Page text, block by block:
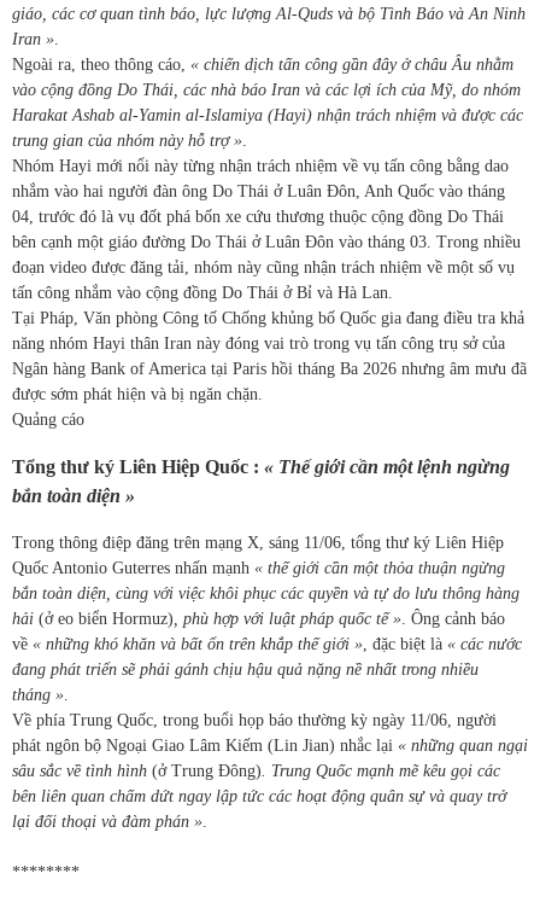
giáo, các cơ quan tình báo, lực lượng Al-Quds và bộ Tình Báo và An Ninh
Iran ».
Ngoài ra, theo thông cáo, « chiến dịch tấn công gần đây ở châu Âu nhằm
vào cộng đồng Do Thái, các nhà báo Iran và các lợi ích của Mỹ, do nhóm
Harakat Ashab al-Yamin al-Islamiya (Hayi) nhận trách nhiệm và được các
trung gian của nhóm này hỗ trợ ».
Nhóm Hayi mới nổi này từng nhận trách nhiệm về vụ tấn công bằng dao
nhắm vào hai người đàn ông Do Thái ở Luân Đôn, Anh Quốc vào tháng
04, trước đó là vụ đốt phá bốn xe cứu thương thuộc cộng đồng Do Thái
bên cạnh một giáo đường Do Thái ở Luân Đôn vào tháng 03. Trong nhiều
đoạn video được đăng tải, nhóm này cũng nhận trách nhiệm về một số vụ
tấn công nhắm vào cộng đồng Do Thái ở Bỉ và Hà Lan.
Tại Pháp, Văn phòng Công tố Chống khủng bố Quốc gia đang điều tra khả
năng nhóm Hayi thân Iran này đóng vai trò trong vụ tấn công trụ sở của
Ngân hàng Bank of America tại Paris hồi tháng Ba 2026 nhưng âm mưu đã
được sớm phát hiện và bị ngăn chặn.
Quảng cáo
Tổng thư ký Liên Hiệp Quốc : « Thế giới cần một lệnh ngừng
bắn toàn diện »
Trong thông điệp đăng trên mạng X, sáng 11/06, tổng thư ký Liên Hiệp
Quốc Antonio Guterres nhấn mạnh « thế giới cần một thỏa thuận ngừng
bắn toàn diện, cùng với việc khôi phục các quyền và tự do lưu thông hàng
hải (ở eo biển Hormuz), phù hợp với luật pháp quốc tế ». Ông cảnh báo
về « những khó khăn và bất ổn trên khắp thế giới », đặc biệt là « các nước
đang phát triển sẽ phải gánh chịu hậu quả nặng nề nhất trong nhiều
tháng ».
Về phía Trung Quốc, trong buổi họp báo thường kỳ ngày 11/06, người
phát ngôn bộ Ngoại Giao Lâm Kiếm (Lin Jian) nhắc lại « những quan ngại
sâu sắc về tình hình (ở Trung Đông). Trung Quốc mạnh mẽ kêu gọi các
bên liên quan chấm dứt ngay lập tức các hoạt động quân sự và quay trở
lại đối thoại và đàm phán ».
********